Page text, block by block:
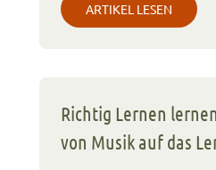
ARTIKEL LESEN
Richtig Lernen
von Musik auf das